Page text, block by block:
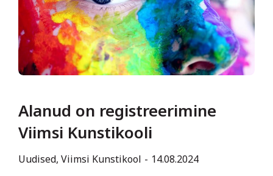
Alanud on registreerimine
Viimsi Kunstikooli
Uudised, Viimsi Kunstikool 14.08.2024